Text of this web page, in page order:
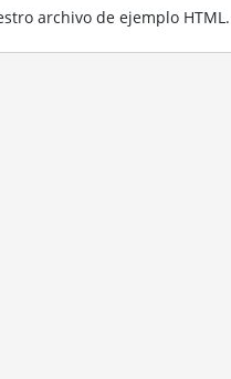
archivo de ejemplo HTML.